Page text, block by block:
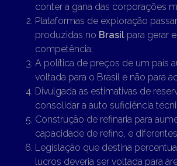
conter a gana das corporações
Plataformas de exploração
produzidas no Brasil para gerar
competência;
A política de preços de um país
voltada para o Brasil e não para
Divulgada as estimativas de
consolidar a auto suficiência
Construção de refinaria para
capacidade de refino, e
Legislação que destina
lucros deveria ser voltada para